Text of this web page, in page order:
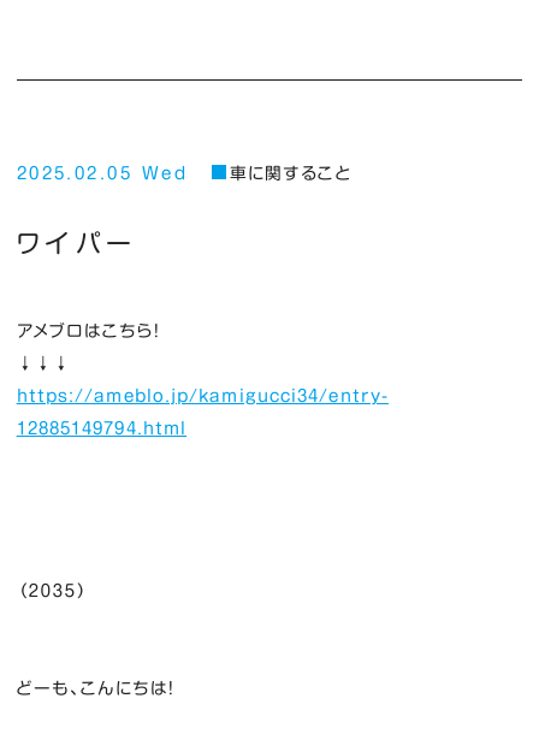
2025.02.05 Wed 車に関すること
ワイパー
アメブロはこちら！
↓↓↓
https://ameblo.jp/kamigucci34/entry-
12885149794.html
（２０３５）
どーも、こんにちは！